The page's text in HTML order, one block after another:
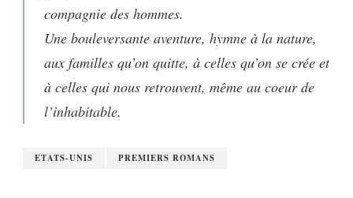
compagnie des hommes.
Une bouleversante aventure, hymne à la nature,
aux familles qu’on quitte, à celles qu’on se crée et
à celles qui nous retrouvent, même au coeur de
l’inhabitable.
ETATS-UNIS PREMIERS ROMANS